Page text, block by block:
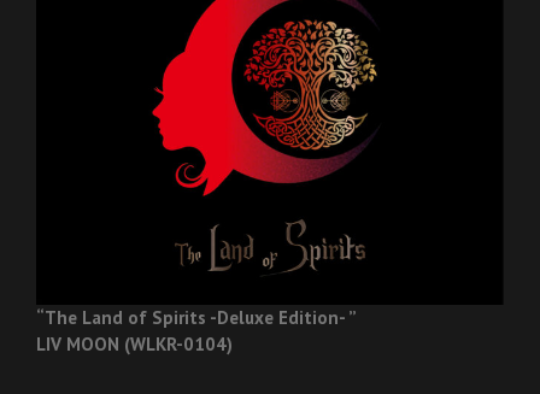
“The Land of Spirits -Deluxe Edition- ”
LIV MOON (WLKR-0104)